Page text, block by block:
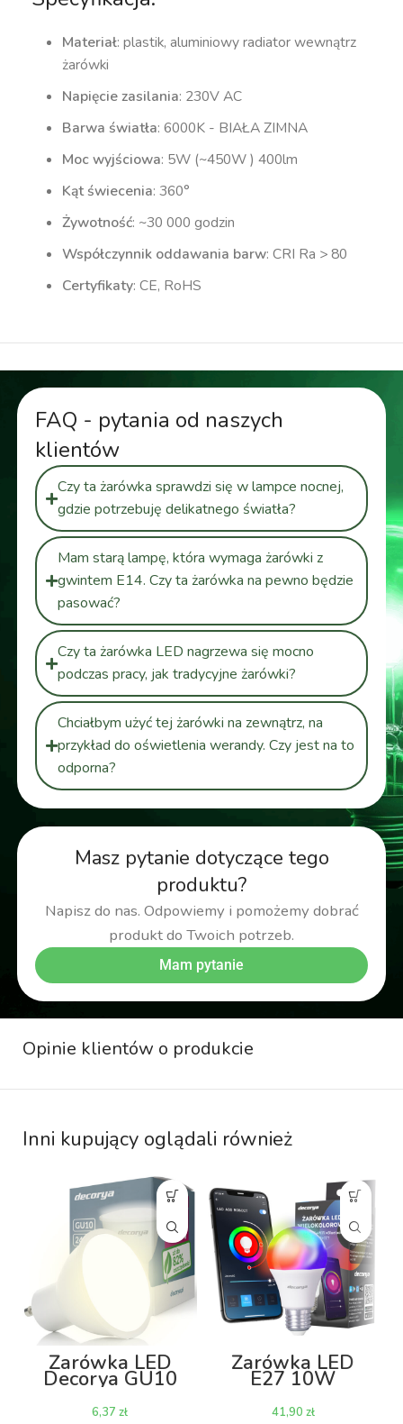
Materiał: plastik, aluminiowy radiator wewnątrz
żarówki
Napięcie zasilania: 230V AC
Barwa światła: 6000K - BIAŁA ZIMNA
Moc wyjściowa: 5W (~450W ) 400lm
Kąt świecenia: 360°
Żywotność: ~30 000 godzin
Współczynnik oddawania barw: CRI Ra > 80
Certyfikaty: CE, RoHS
Masz pytanie dotyczące tego
produktu?
Napisz do nas. Odpowiemy i pomożemy dobrać
produkt do Twoich potrzeb.
Mam pytanie
FAQ - pytania od naszych
klientów
Czy ta żarówka sprawdzi się w lampce nocnej,
gdzie potrzebuję delikatnego światła?
Mam starą lampę, która wymaga żarówki z
gwintem E14. Czy ta żarówka na pewno będzie
pasować?
Czy ta żarówka LED nagrzewa się mocno
podczas pracy, jak tradycyjne żarówki?
Chciałbym użyć tej żarówki na zewnątrz, na
przykład do oświetlenia werandy. Czy jest na to
odporna?
Opinie klientów o produkcie
Inni kupujący oglądali również
Żarówka LED
Decorya GU10
3W 4000K
zł
Żarówka LED
E27 10W
zł